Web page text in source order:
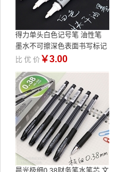
得力单头白色记号笔 油性笔
墨水不可擦深色表面书写标记
比 优 价 ￥3.00